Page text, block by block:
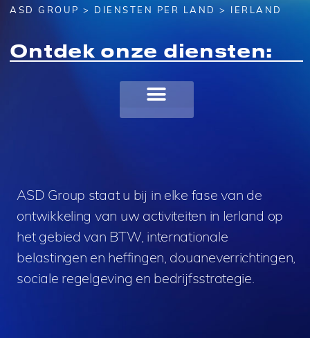
ASD GROUP > DIENSTEN PER LAND > IERLAND
Ontdek onze diensten:
ASD Group staat u bij in elke fase van de
ontwikkeling van uw activiteiten in Ierland op
het gebied van BTW, internationale
belastingen en heffingen, douaneverrichtingen,
sociale regelgeving en bedrijfsstrategie.